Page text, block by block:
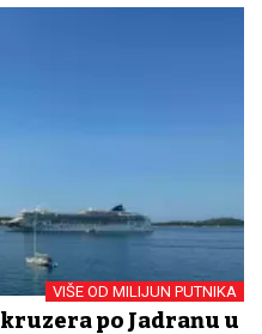
VIŠE OD MILIJUN PUTNIKA
po Jadranu u